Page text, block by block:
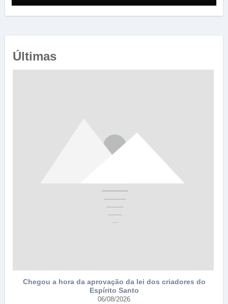
Últimas
Chegou a hora da aprovação da lei dos criadores do
Espírito Santo
06/08/2026